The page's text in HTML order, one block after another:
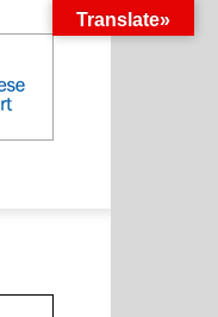
Translate»